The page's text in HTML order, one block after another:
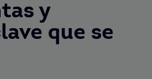
y
que se